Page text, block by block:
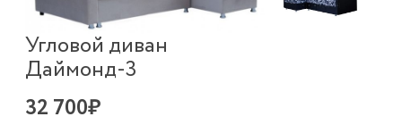
Угловой диван
Даймонд-3
32 700₽